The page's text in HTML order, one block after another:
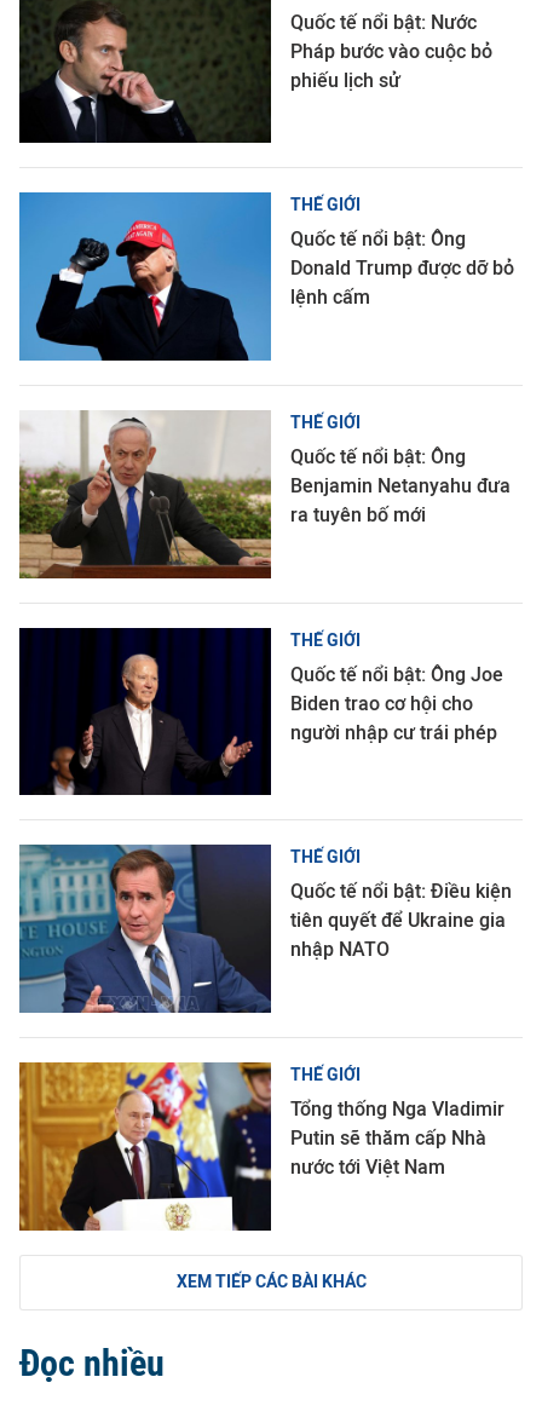
Quốc tế nổi bật: Nước
Pháp bước vào cuộc bỏ
phiếu lịch sử
THẾ GIỚI
Quốc tế nổi bật: Ông
Donald Trump được dỡ bỏ
lệnh cấm
THẾ GIỚI
Quốc tế nổi bật: Ông
Benjamin Netanyahu đưa
ra tuyên bố mới
THẾ GIỚI
Quốc tế nổi bật: Ông Joe
Biden trao cơ hội cho
người nhập cư trái phép
THẾ GIỚI
Quốc tế nổi bật: Điều kiện
tiên quyết để Ukraine gia
nhập NATO
THẾ GIỚI
Tổng thống Nga Vladimir
Putin sẽ thăm cấp Nhà
nước tới Việt Nam
XEM TIẾP CÁC BÀI KHÁC
Đọc nhiều